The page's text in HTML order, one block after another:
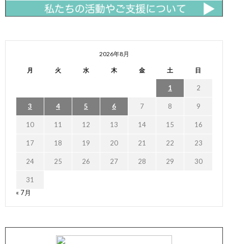
2026年8月
月 火 水 木 金 土 日
1 2
3 4 5 6 7 8 9
10 11 12 13 14 15 16
17 18 19 20 21 22 23
24 25 26 27 28 29 30
31
« 7月